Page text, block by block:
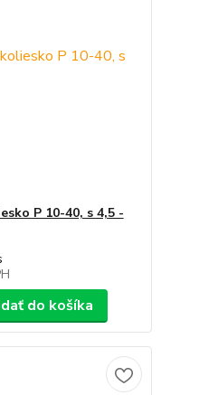
P 10-40, s 4,5 -
do košíka